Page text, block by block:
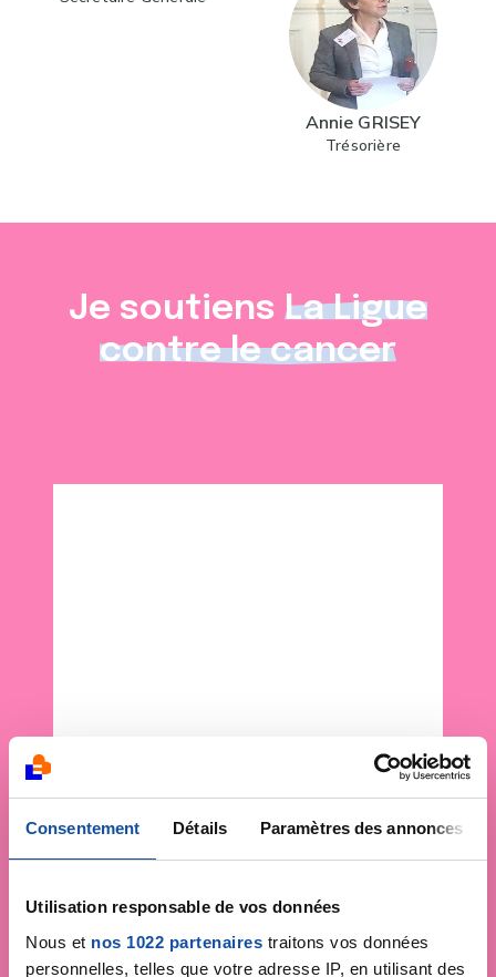
Consentement Détails Paramètres des annonces
Utilisation responsable de vos données
Nous et nos 1022 partenaires traitons vos données
personnelles, telles que votre adresse IP, en utilisant des
Annie GRISEY
Trésorière
Je soutiens La Ligue
contre le cancer